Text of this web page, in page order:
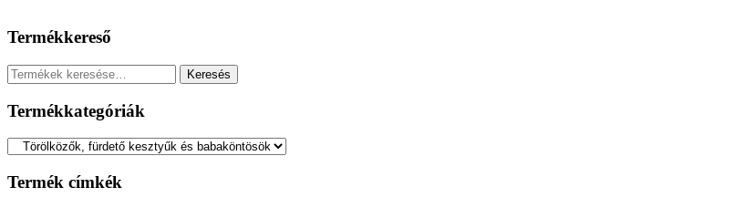
Termékkereső
Keresés
a
következőre:
Keresés
Termékkategóriák
Termék címkék